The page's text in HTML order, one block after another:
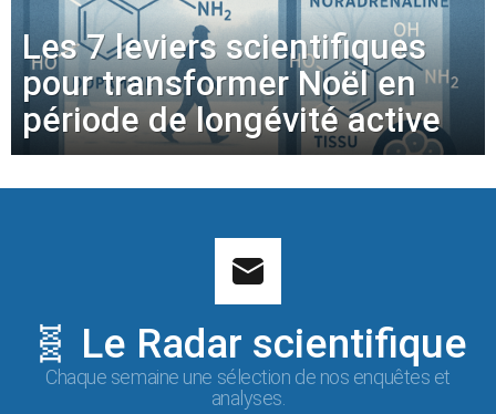
Les 7 leviers scientifiques
pour transformer Noël en
période de longévité active
🧬 Le Radar scientifique
Chaque semaine une sélection de nos enquêtes et
analyses.